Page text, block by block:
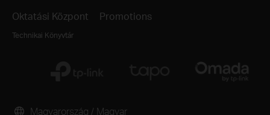
Oktatási Központ
Technikai Könyvtár
Promotions
Magyarország / Magyar